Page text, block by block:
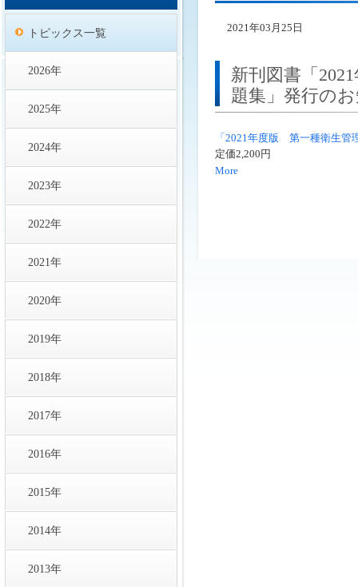
トピックス一覧
2026年
2025年
2024年
2023年
2022年
2021年
2020年
2019年
2018年
2017年
2016年
2015年
2014年
2013年
2021年03月25日
新刊図書「
題集」発行の
「2021年度版 第一種衛生管
定価2,200円
More